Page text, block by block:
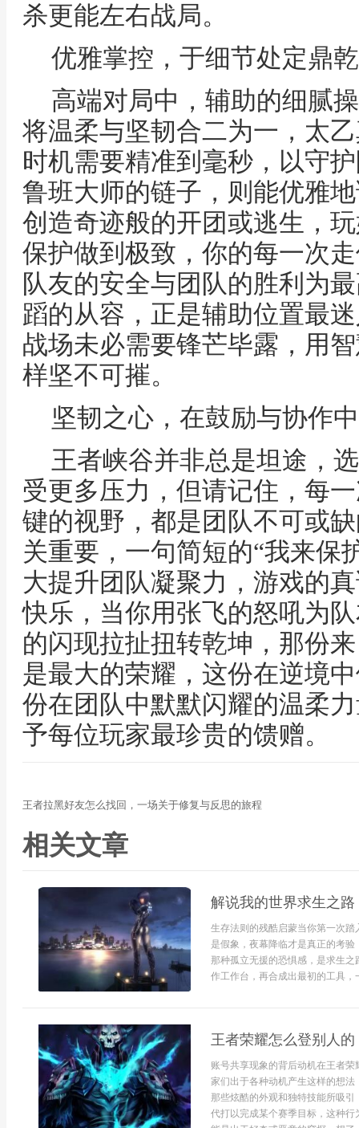
杀更能左右战局。
优雅掌控，于细节处定鼎
高端对局中，辅助的细腻
将温柔与坚韧合二为一，太
时机需要精准到毫秒，以守
鲁班大师的链子，则能优雅
创造奇迹般的开团或逃生，
保护做到极致，你的每一次
队友的安全与团队的胜利为
蹈的从容，正是辅助位置最
战场未必需要锋芒毕露，用
样坚不可摧。
坚韧之心，在鼓励与协作
王者峡谷并非总是坦途，
受更多压力，但请记住，每
键的视野，都是团队不可或
关重要，一句简短的“我来保
大提升团队凝聚力，游戏的
快乐，当你用张飞的怒吼为
的闪现拉扯扭转乾坤，那份
是最大的荣耀，这份在逆境
份在团队中默默闪耀的温柔
予每位玩家最珍贵的馈赠。
王者拉黑好友怎么找回，一场关于修复与反思的旅程
相关文章
解说我的世界求生之
生存法则的残酷启蒙当你第一次
是假象，夜幕降临才是真正的考
那种孤立无援的恐惧感，是求生
作工作台，再合成出最初的工具，
王者荣耀怎么登别人
账号共享现象的背后动机在王者
家们出于各种动机产生这样的想
那些炫酷的外观和独特技能所吸
代打以完成某个赛季目标，这种